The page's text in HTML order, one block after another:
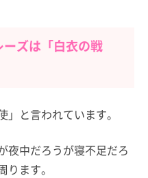
ズは「白衣の戦
と言われています。
夜中だろうが寝不足だろ
ます。